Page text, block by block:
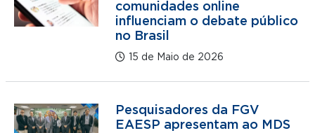
comunidades online
influenciam o debate público
no Brasil
15 de Maio de 2026
Pesquisadores da FGV
EAESP apresentam ao MDS